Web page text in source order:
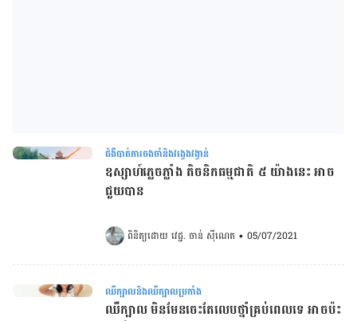
ជំងឺបាត់ការចងចាំនិងវង្វេងវង្វាន់
ឧស្សាហ៍​ភ្លេចភ្លាំង តិចនិក​ធម្មជាតិ ​៥ យ៉ាង​នេះ​ អាច​
ជួយ​បាន
ពិនិត្យដោយ វេជ្ជ. ចាន់ ស៊ីណេត • 05/07/2021
ឈឺក្បាលនិងឈឺក្បាលប្រកាំង
ឈឺក្បាល មិនមែនចេះតែលេបថ្នាំគ្រប់ពេលទេ អាចប៉ះ